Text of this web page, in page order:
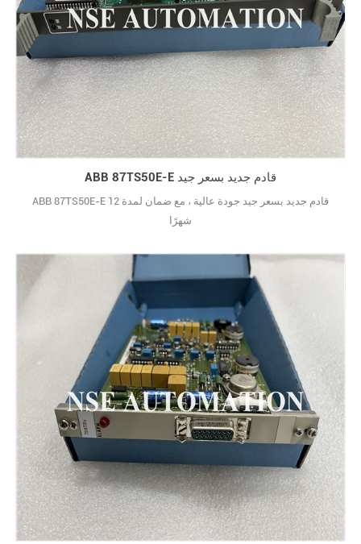
ABB 87TS50E-E قادم جديد بسعر جيد
ABB 87TS50E-E قادم جديد بسعر جيد جودة عالية ، مع ضمان لمدة 12
شهرًا